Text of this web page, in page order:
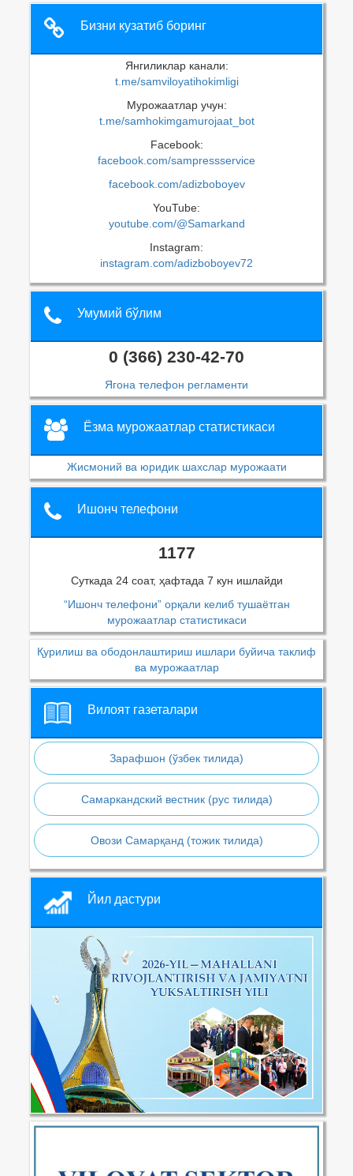
Бизни кузатиб боринг
Янгиликлар канали:
t.me/samviloyatihokimligi
Мурожаатлар учун:
t.me/samhokimgamurojaat_bot
Facebook:
facebook.com/sampressservice
facebook.com/adizboboyev
YouTube:
youtube.com/@Samarkand
Instagram:
instagram.com/adizboboyev72
Умумий бўлим
0 (366) 230-42-70
Ягона телефон регламенти
Ёзма мурожаатлар статистикаси
Жисмоний ва юридик шахслар мурожаати
Ишонч телефони
1177
Суткада 24 соат, ҳафтада 7 кун ишлайди
“Ишонч телефони” орқали келиб тушаётган
мурожаатлар статистикаси
Қурилиш ва ободонлаштириш ишлари буйича таклиф
ва мурожаатлар
Вилоят газеталари
Зарафшон (ўзбек тилида)
Самаркандский вестник (рус тилида)
Овози Самарқанд (тожик тилида)
Йил дастури